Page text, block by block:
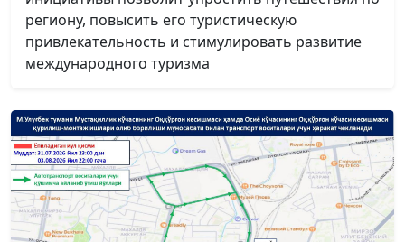
региону, повысить его туристическую
привлекательность и стимулировать развитие
международного туризма